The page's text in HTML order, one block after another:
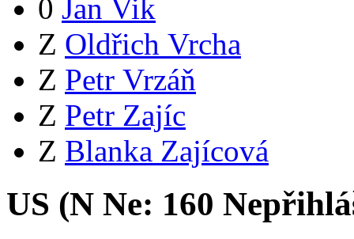
0 Jan Vik
Z Oldřich Vrcha
Z Petr Vrzáň
Z Petr Zajíc
Z Blanka Zajícová
US (N Ne: 160